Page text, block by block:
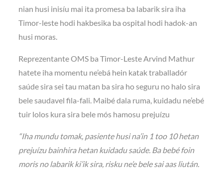
nian husi inisíu mai ita promesa ba labarik sira iha
Timor-leste hodi hakbesika ba ospital hodi hadok-an
husi moras.
Reprezentante OMS ba Timor-Leste Arvind Mathur
hatete iha momentu ne’ebá hein katak traballadór
saúde sira sei tau matan ba sira ho seguru no halo sira
bele saudavel fila-fali. Maibé dala ruma, kuidadu ne’ebé
tuir lolos kura sira bele mós hamosu prejuízu
“Iha mundu tomak, pasiente husi na’in 1 too 10 hetan
prejuízu bainhira hetan kuidadu saúde. Ba bebé foin
moris no labarik ki’ik sira, risku ne’e bele sai aas liután.